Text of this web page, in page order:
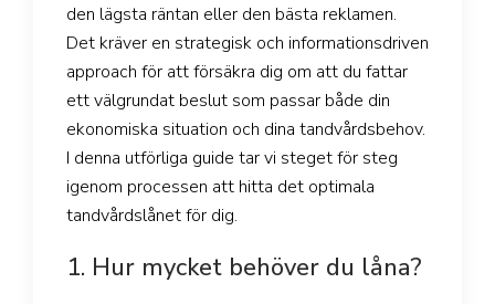
den lägsta räntan eller den bästa reklamen.
Det kräver en strategisk och informationsdriven
approach för att försäkra dig om att du fattar
ett välgrundat beslut som passar både din
ekonomiska situation och dina tandvårdsbehov.
I denna utförliga guide tar vi steget för steg
igenom processen att hitta det optimala
tandvårdslånet för dig.
1. Hur mycket behöver du låna?